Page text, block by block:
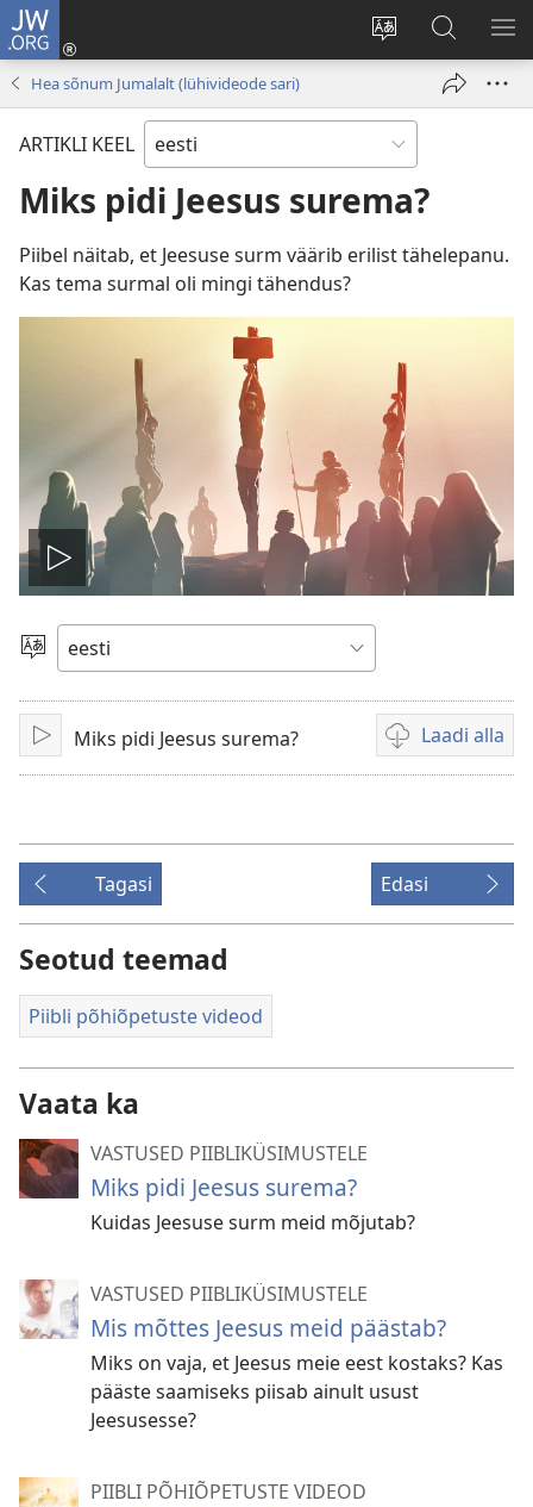
JW.ORG
Muuda
veebisaidi
Logi
sisse
akna)
Otsi
saidilt
JW.ORG
Hea sõnum Jumalalt (lühivideode sari)
ARTIKLI KEEL
Miks pidi Jeesus surema?
Piibel näitab, et Jeesuse surm väärib erilist tähelepanu.
Kas tema surmal oli mingi tähendus?
Esita
Vali
EsitaMiks pidi Jeesus surema? Laadi alla
Videote
Tagasi Edasi
Seotud teemad
Piibli põhiõpetuste videod
Vaata ka
VASTUSED PIIBLIKÜSIMUSTELE
Miks pidi Jeesus surema?
Kuidas Jeesuse surm meid mõjutab?
VASTUSED PIIBLIKÜSIMUSTELE
Mis mõttes Jeesus meid päästab?
Miks on vaja, et Jeesus meie eest kostaks? Kas
pääste saamiseks piisab ainult usust
Jeesusesse?
PIIBLI PÕHIÕPETUSTE VIDEOD